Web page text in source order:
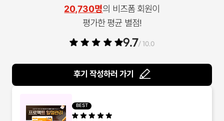
20,730명의 비즈폼 회원이
평가한 평균 별점!
9.7/ 10.0
후기 작성하러 가기
BEST